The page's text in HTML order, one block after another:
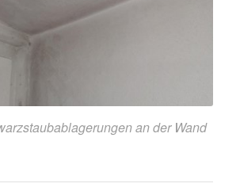
an der Wand